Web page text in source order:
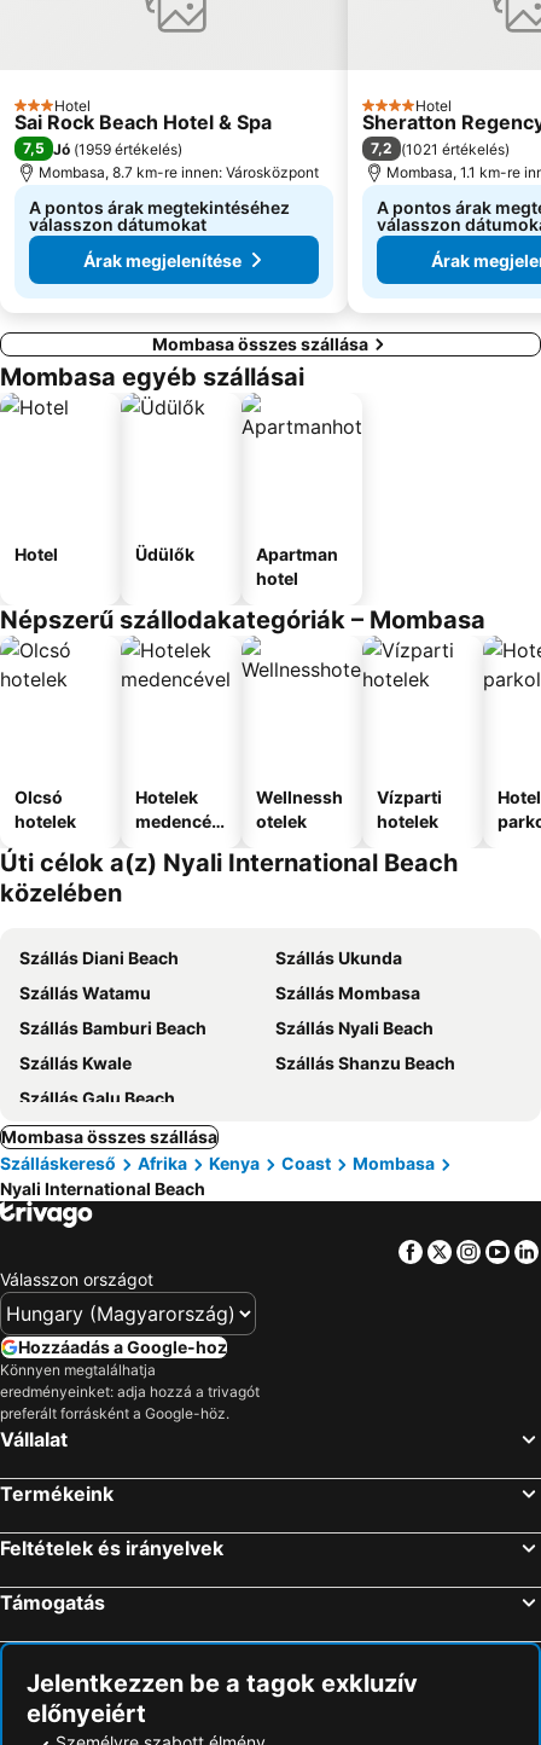
3 Kategória
Hotel
Sai Rock Beach Hotel & Spa
7,5 Jó (1959 értékelés)
Mombasa, 8.7 km-re innen: Városközpont
A pontos árak megtekintéséhez
válasszon dátumokat
Árak megjelenítése
4 Kategória
Hotel
Sheratton
7,2 (1021 értékelés)
Mombasa, 1.1 km-re
A pontos árak
válasszon
Árak
Mombasa összes szállása
Mombasa egyéb szállásai
Hotel Üdülők
Apartman
hotel
Népszerű szállodakategóriák – Mombasa
Olcsó
hotelek
Hotelek
medencév
Wellnessh
otelek
Vízparti
hotelek
Úti célok a(z) Nyali International Beach
közelében
Szállás Diani Beach
Szállás Ukunda
Szállás Watamu
Szállás Mombasa
Szállás Bamburi Beach
Szállás Nyali Beach
Szállás Kwale
Szállás Shanzu Beach
Szállás Galu Beach
Mombasa összes szállása
Szálláskereső
Afrika Kenya Coast
Mombasa
Nyali International Beach
Facebook
Twitter
Válasszon országot
Hozzáadás a Google-hoz
Könnyen megtalálhatja
eredményeinket: adja hozzá a trivagót
preferált forrásként a Google-höz.
Vállalat
Termékeink
Feltételek és irányelvek
Támogatás
Jelentkezzen be a tagok exkluzív
előnyeiért